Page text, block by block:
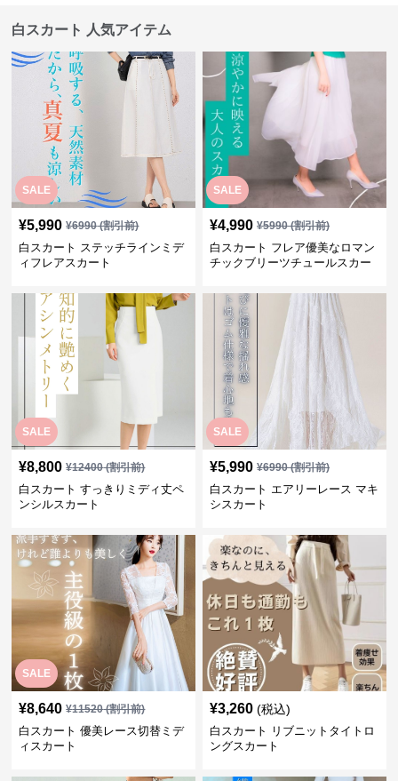
白スカート 人気アイテム
SALE
¥5,990 ¥6990(割引前)
白スカート ステッチラインミデ
ィフレアスカート
SALE
¥4,990 ¥5990(割引前)
白スカート フレア優美なロマン
チックブリーツチュールスカー
SALE
¥8,800 ¥12400(割引前)
白スカート すっきりミディ丈ペ
ンシルスカート
SALE
¥5,990 ¥6990(割引前)
白スカート エアリーレース マキ
シスカート
SALE
¥8,640 ¥11520(割引前)
白スカート 優美レース切替ミデ
ィスカート
¥3,260 (税込)
白スカート リブニットタイトロ
ングスカート